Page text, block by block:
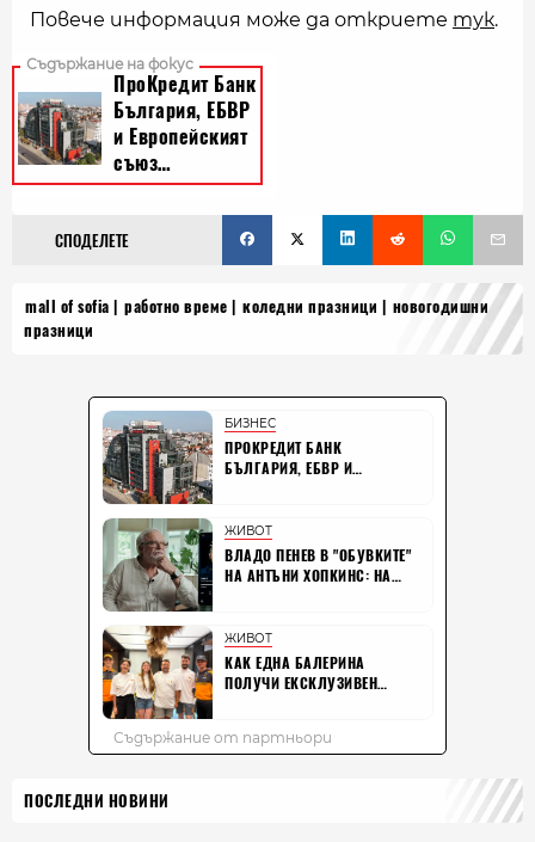
Повече информация може да откриете тук.
СПОДЕЛЕТЕ
mall of sofia работно време коледни празници
новогодишни
празници
ПОСЛЕДНИ НОВИНИ